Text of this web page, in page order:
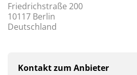
Friedrichstraße 200
10117 Berlin
Deutschland
Kontakt zum Anbieter